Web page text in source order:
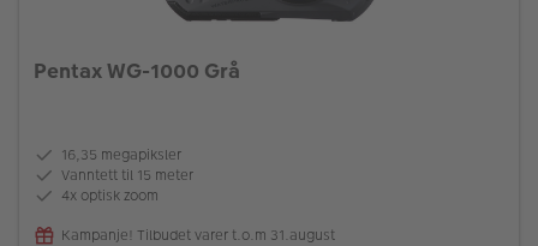
Pentax WG-1000 Grå
16,35 megapiksler
Vanntett til 15 meter
4x optisk zoom
Kampanje! Tilbudet varer t.o.m 31.august